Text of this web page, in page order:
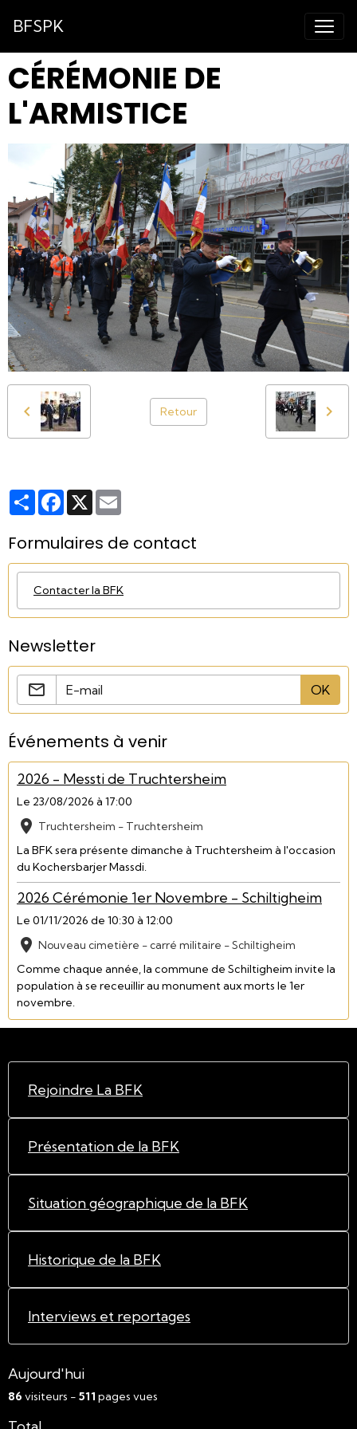
BFSPK
CÉRÉMONIE DE
L'ARMISTICE
Retour
PartagerFacebook
X
Formulaires de contact
Contacter la BFK
Newsletter
OK
Événements à venir
2026 - Messti de Truchtersheim
Le 23/08/2026 à 17:00
Truchtersheim - Truchtersheim
La BFK sera présente dimanche à Truchtersheim à l'occasion
du Kochersbarjer Massdi.
2026 Cérémonie 1er Novembre - Schiltigheim
Le 01/11/2026 de 10:30 à 12:00
Nouveau cimetière - carré militaire - Schiltigheim
Comme chaque année, la commune de Schiltigheim invite la
population à se receuillir au monument aux morts le 1er
novembre.
Rejoindre La BFK
Présentation de la BFK
Situation géographique de la BFK
Historique de la BFK
Interviews et reportages
Aujourd'hui
86 visiteurs - 511 pages vues